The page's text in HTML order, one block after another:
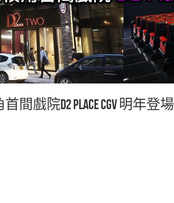
間戲院D2 Place CGV 明年登場